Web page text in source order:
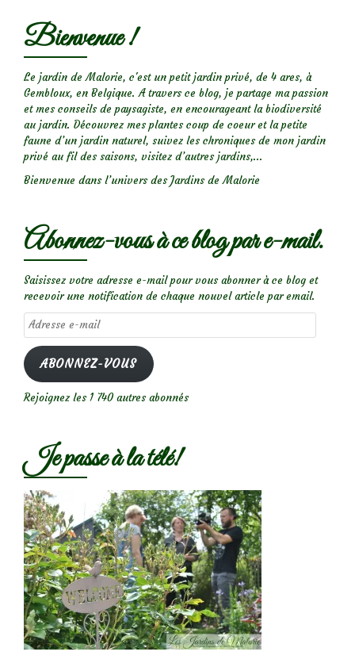
Bienvenue !
Le jardin de Malorie, c'est un petit jardin privé, de 4 ares, à
Gembloux, en Belgique. A travers ce blog, je partage ma passion
et mes conseils de paysagiste, en encourageant la biodiversité
au jardin. Découvrez mes plantes coup de coeur et la petite
faune d’un jardin naturel, suivez les chroniques de mon jardin
privé au fil des saisons, visitez d’autres jardins,...
Bienvenue dans l’univers des Jardins de Malorie
Abonnez-vous à ce blog par e-mail.
Saisissez votre adresse e-mail pour vous abonner à ce blog et
recevoir une notification de chaque nouvel article par email.
Adresse
e-
mail
ABONNEZ-VOUS
Rejoignez les 1 740 autres abonnés
Je passe à la télé!